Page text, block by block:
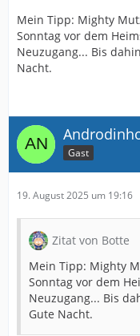
Mein Tipp: Mighty
Sonntag vor dem
Neuzugang... Bis
Nacht.
Gast
19. August 2025 um 19:16
Zitat von Botte
Mein Tipp: Mighty
Sonntag vor dem
Neuzugang... Bis
Gute Nacht.